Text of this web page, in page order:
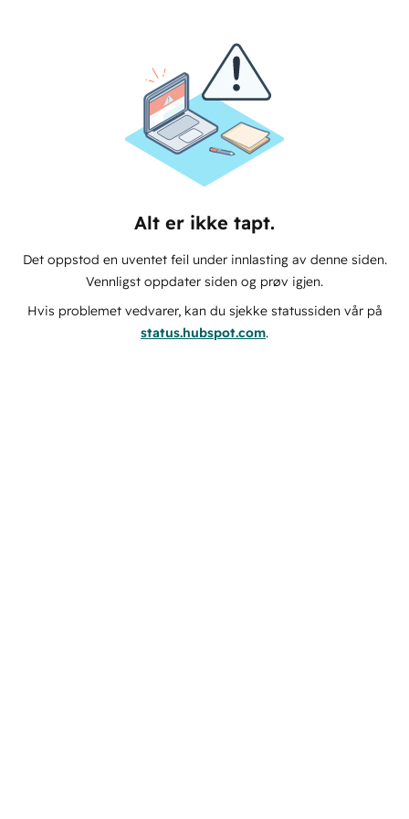
Alt er ikke tapt.
Det oppstod en uventet feil under innlasting av denne siden.
Vennligst oppdater siden og prøv igjen.
Hvis problemet vedvarer, kan du sjekke statussiden vår på
status.hubspot.com.